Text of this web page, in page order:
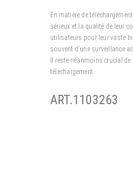
En matière de
sérieux et la qualité de leur
utilisateurs pour leur vaste
souvent d’une surveillance
Il reste néanmoins crucial
téléchargement.
ART.1103263